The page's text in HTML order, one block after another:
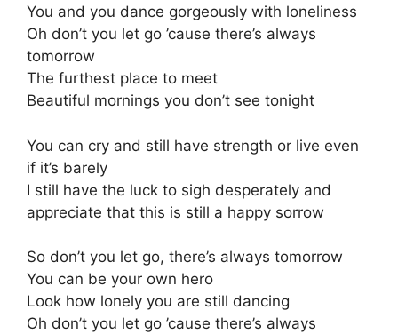
You and you dance gorgeously with loneliness
Oh don’t you let go ’cause there’s always
tomorrow
The furthest place to meet
Beautiful mornings you don’t see tonight
You can cry and still have strength or live even
if it’s barely
I still have the luck to sigh desperately and
appreciate that this is still a happy sorrow
So don’t you let go, there’s always tomorrow
You can be your own hero
Look how lonely you are still dancing
Oh don’t you let go ’cause there’s always